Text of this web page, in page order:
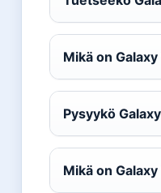
Mikä on
Pysyykö
Mikä on